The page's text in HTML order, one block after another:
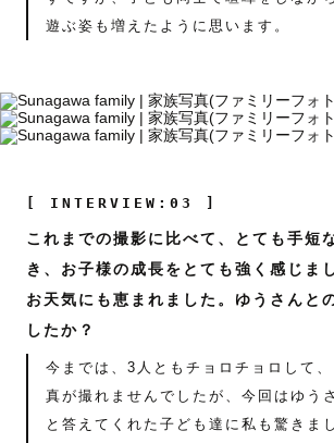
遊ぶ姿も増えたように思います。
[ INTERVIEW:03 ]
これまでの撮影に比べて、とても手短
き、お子様の成長をとても強く感じま
お天気にも恵まれました。ゆうさんと
したか？
今までは、3人ともチョロチョロして
真が撮れませんでしたが、今回はゆう
と答えてくれた子ども達に私も驚きま